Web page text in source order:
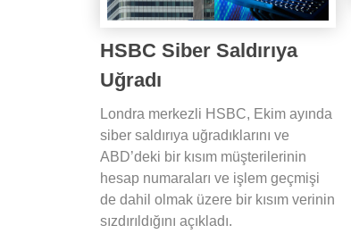
HSBC Siber Saldırıya
Uğradı
Londra merkezli HSBC, Ekim ayında
siber saldırıya uğradıklarını ve
ABD’deki bir kısım müşterilerinin
hesap numaraları ve işlem geçmişi
de dahil olmak üzere bir kısım verinin
sızdırıldığını açıkladı.